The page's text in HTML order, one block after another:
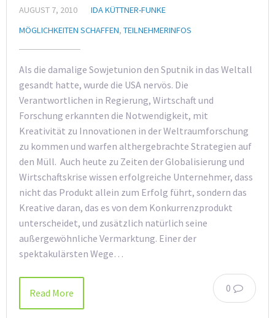
AUGUST 7, 2010
IDA KÜTTNER-FUNKE
MÖGLICHKEITEN SCHAFFEN, TEILNEHMERINFOS
Als die damalige Sowjetunion den Sputnik in das Weltall
gesandt hatte, wurde die USA nervös. Die
Verantwortlichen in Regierung, Wirtschaft und
Forschung erkannten die Notwendigkeit, mit
Kreativität zu Innovationen in der Weltraumforschung
zu kommen und warfen althergebrachte Strategien auf
den Müll. Auch heute zu Zeiten der Globalisierung und
Wirtschaftskrise wissen erfolgreiche Unternehmer, dass
nicht das Produkt allein zum Erfolg führt, sondern das
Kreative daran, das es von dem Konkurrenzprodukt
unterscheidet, und zusätzlich natürlich seine
außergewöhnliche Vermarktung. Einer der
spektakulärsten Wege…
0
Read More